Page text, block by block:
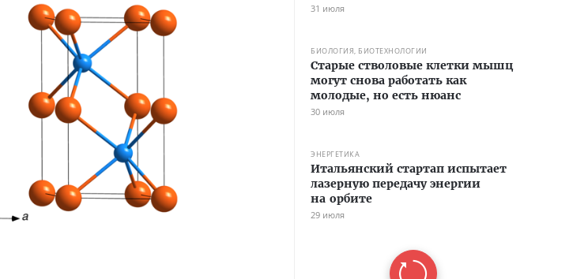
31 июля
БИОЛОГИЯ, БИОТЕХНОЛОГИИ
Старые стволовые клетки мышц
могут снова работать как
молодые, но есть нюанс
30 июля
ЭНЕРГЕТИКА
Итальянский стартап испытает
лазерную передачу энергии
на орбите
29 июля